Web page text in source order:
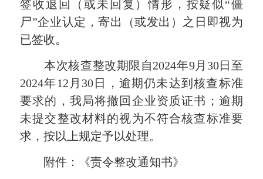
签收退回（或未回复）情形，按疑似“僵
尸”企业认定，寄出（或发出）之日即视为
已签收。
本次核查整改期限自2024年9月30日至
2024年12月30日，逾期仍未达到核查标准
要求的，我局将撤回企业资质证书；逾期
未提交整改材料的视为不符合核查标准要
求，按以上规定予以处理。
附件：《责令整改通知书》